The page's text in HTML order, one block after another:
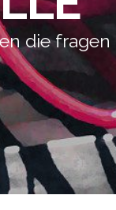
die fragen